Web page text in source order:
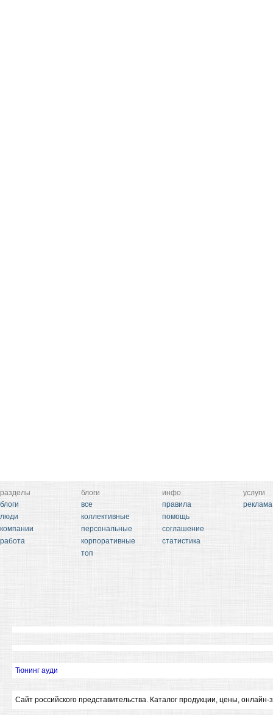
разделы
блоги
люди
компании
работа
блоги
все
коллективные
персональные
корпоративные
топ
инфо
правила
помощь
соглашение
статистика
услуги
реклама
Тюнинг ауди
Сайт российского представительства. Каталог продукции, цены, онлайн-